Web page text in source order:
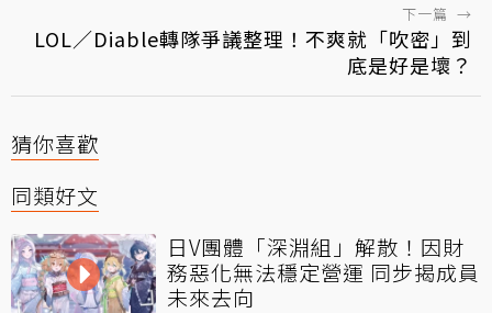
下一篇 →
LOL／Diable轉隊爭議整理！不爽就「吹密」到
底是好是壞？
猜你喜歡
同類好文
日V團體「深淵組」解散！因財
務惡化無法穩定營運 同步揭成員
未來去向